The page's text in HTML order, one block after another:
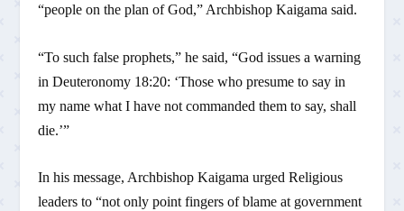
“people on the plan of God,” Archbishop Kaigama said.
“To such false prophets,” he said, “God issues a warning
in Deuteronomy 18:20: ‘Those who presume to say in
my name what I have not commanded them to say, shall
die.’”
In his message, Archbishop Kaigama urged Religious
leaders to “not only point fingers of blame at government